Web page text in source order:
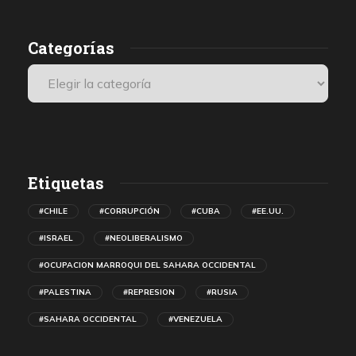
Categorías
Etiquetas
#CHILE #CORRUPCIÓN #CUBA #EE.UU.
#ISRAEL #NEOLIBERALISMO
#OCUPACION MARROQUI DEL SAHARA OCCIDENTAL
#PALESTINA #REPRESION #RUSIA
#SAHARA OCCIDENTAL #VENEZUELA